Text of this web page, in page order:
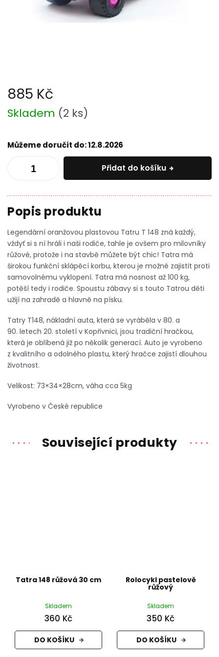
885 Kč
Měrná
cena:
Skladem (2 ks)
Můžeme doručit do:12.8.2026
Přidat do košíku
Legendární oranžovou plastovou Tatru T 148 zná každý,
vždyť si s ní hráli i naši rodiče, tahle je ovšem pro milovníky
růžové, protože i na stavbě můžete být chic! Tatra má
širokou funkční sklápěcí korbu, kterou je možné zajistit proti
samovolnému vyklopení. Tatra má nosnost až 100 kg,
potěší tedy i rodiče. Spoustu zábavy si s touto Tatrou děti
užijí na zahradě a hlavně na písku.
Tatry T148, nákladní auta, která se vyráběla v 80. a
90. letech 20. století v Kopřivnici, jsou tradiční hračkou,
která je oblíbená již po několik generací. Auto je vyrobeno
z kvalitního a odolného plastu, který hračce zajistí dlouhou
životnost.
Velikost: 73×34×28cm, váha cca 5kg
Vyrobeno v České republice
Související produkty
Tatra 148 růžová 30 cm
Skladem
360 Kč
DO KOŠÍKU
Rolocykl pastelově
růžový
Skladem
350 Kč
DO KOŠÍKU